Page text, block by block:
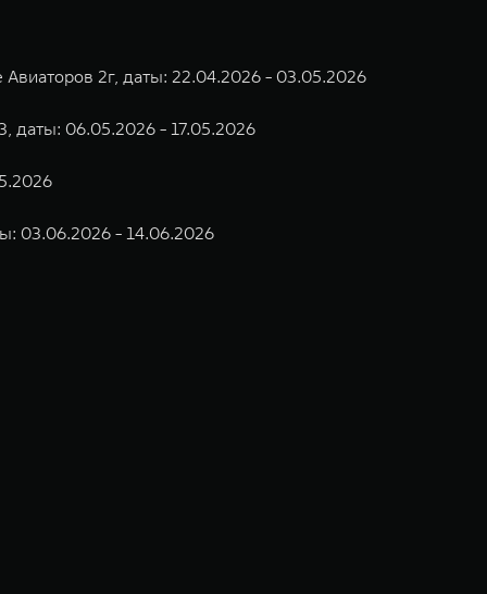
Авиаторов 2г, даты: 22.04.2026 - 03.05.2026
даты: 06.05.2026 - 17.05.2026
03.06.2026 - 14.06.2026